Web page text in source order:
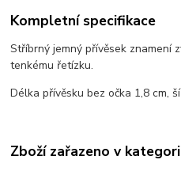
Kompletní specifikace
Stříbrný jemný přívěsek znamení
tenkému řetízku.
Délka přívěsku bez očka 1,8 cm,
Zboží zařazeno v